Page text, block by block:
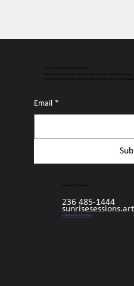
Regístrate para acceso gratuito a lo último en contenido de
conectado con las olas, la comunidad y la energía que nos
Email *
236 485-1444
Collaborate + Connect